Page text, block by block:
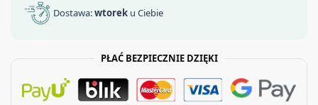
Dostawa:wtorek u Ciebie
PŁAĆ BEZPIECZNIE DZIĘKI